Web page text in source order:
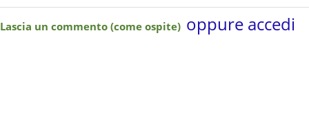
Lascia un commento (come ospite) oppure accedi